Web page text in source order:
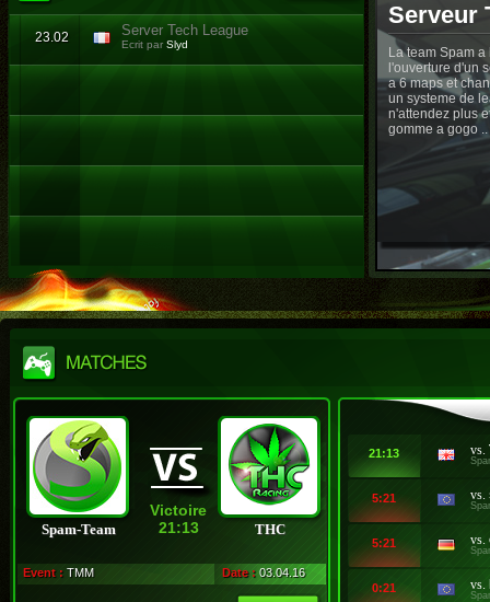
23.02 Server Tech League
Ecrit par Slyd
Serveur
La team Spam
l'ouverture d'un
a 6 maps et
un systeme de
n'attendez plus
gomme a gogo ..
Spam-Team
Victoire
21:13
THC
Event : TMM Date : 03.04.16
21:13 vs.
5:21 vs.
5:21 vs.
0:21 vs.